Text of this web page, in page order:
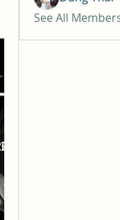
See All